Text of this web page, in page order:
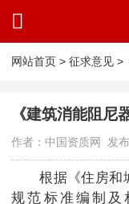
网站首页 >征求意见 >
《建筑消能阻尼
作者：中国资质网 发
根据《住房和城
规范标准编制及